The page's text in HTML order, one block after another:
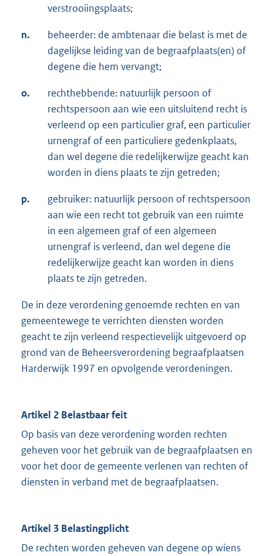
verstrooiingsplaats;
n.
beheerder: de ambtenaar die belast is met de
dagelijkse leiding van de begraafplaats(en) of
degene die hem vervangt;
o.
rechthebbende: natuurlijk persoon of
rechtspersoon aan wie een uitsluitend recht is
verleend op een particulier graf, een particulier
urnengraf of een particuliere gedenkplaats,
dan wel degene die redelijkerwijze geacht kan
worden in diens plaats te zijn getreden;
p.
gebruiker: natuurlijk persoon of rechtspersoon
aan wie een recht tot gebruik van een ruimte
in een algemeen graf of een algemeen
urnengraf is verleend, dan wel degene die
redelijkerwijze geacht kan worden in diens
plaats te zijn getreden.
De in deze verordening genoemde rechten en van
gemeentewege te verrichten diensten worden
geacht te zijn verleend respectievelijk uitgevoerd op
grond van de Beheersverordening begraafplaatsen
Harderwijk 1997 en opvolgende verordeningen.
Artikel 2 Belastbaar feit
Op basis van deze verordening worden rechten
geheven voor het gebruik van de begraafplaatsen en
voor het door de gemeente verlenen van rechten of
diensten in verband met de begraafplaatsen.
Artikel 3 Belastingplicht
De rechten worden geheven van degene op wiens